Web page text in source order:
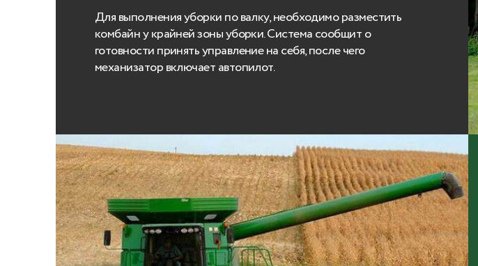
Для выполнения уборки по валку, необходимо разместить
комбайн у крайней зоны уборки. Система сообщит о
готовности принять управление на себя, после чего
механизатор включает автопилот.